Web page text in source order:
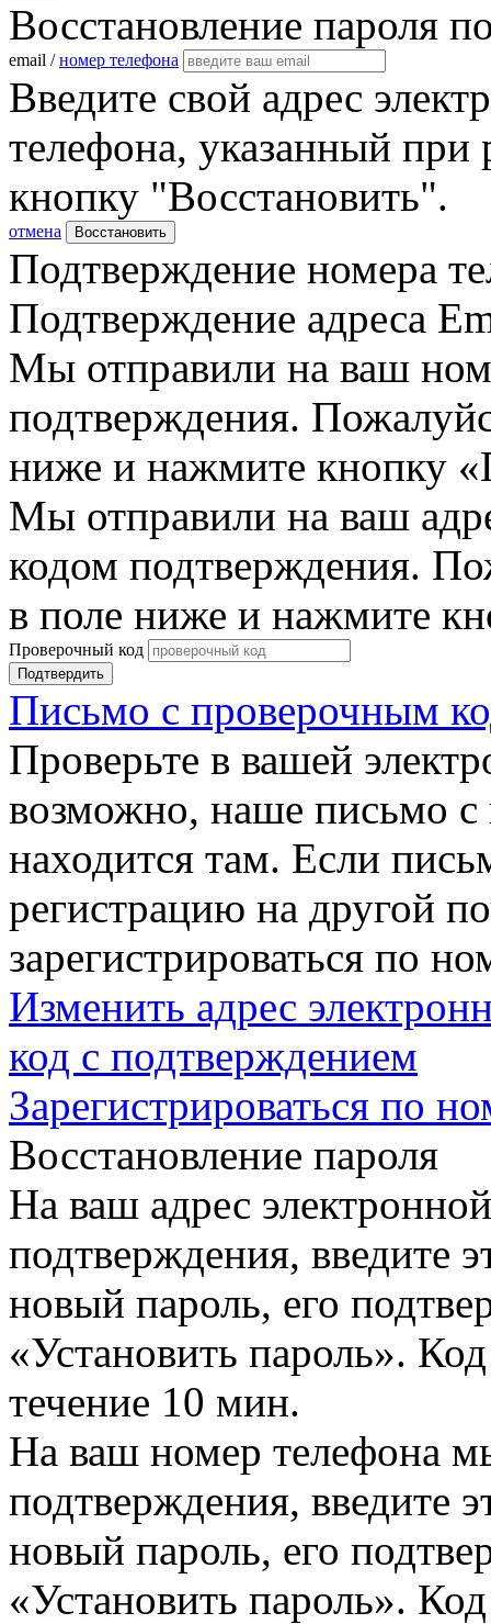
Восстановление пароля
email /номер телефона
Введите свой адрес
телефона, указанный при
кнопку "Восстановить".
отмена Восстановить
Подтверждение номера
Подтверждение адреса
Мы отправили на ваш
подтверждения.
ниже и нажмите кнопку
Мы отправили на ваш
кодом подтверждения.
в поле ниже и нажмите
Проверочный код
Подтвердить
Письмо с проверочным
Проверьте в вашей
возможно, наше письмо с
находится там. Если
регистрацию на другой
зарегистрироваться по
Изменить адрес
код с подтверждением
Зарегистрироваться по
Восстановление пароля
На ваш адрес
подтверждения, введите
новый пароль, его
«Установить пароль».
течение 10 мин.
На ваш номер телефона
подтверждения, введите
новый пароль, его
«Установить пароль».